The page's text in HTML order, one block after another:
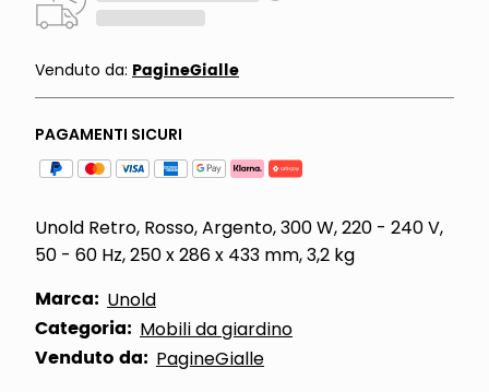
Venduto da: PagineGialle
PAGAMENTI SICURI
Unold Retro, Rosso, Argento, 300 W, 220 - 240 V,
50 - 60 Hz, 250 x 286 x 433 mm, 3,2 kg
Marca: Unold
Categoria: Mobili da giardino
Venduto da: PagineGialle